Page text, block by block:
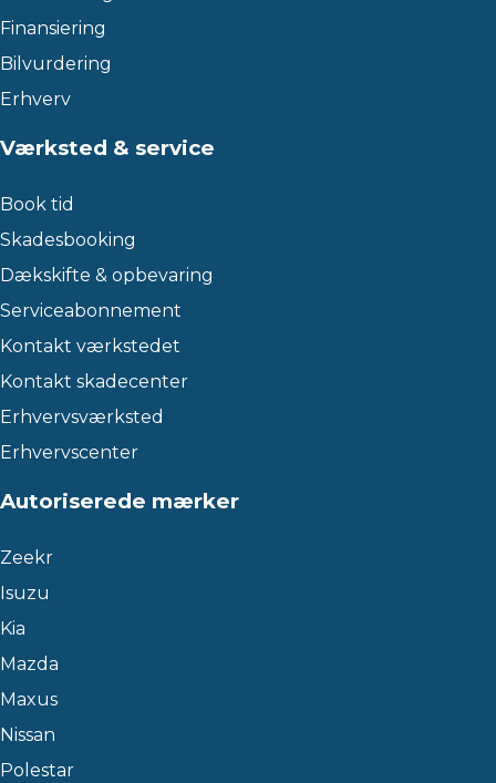
Finansiering
Bilvurdering
Erhverv
Værksted & service
Book tid
Skadesbooking
Dækskifte & opbevaring
Serviceabonnement
Kontakt værkstedet
Kontakt skadecenter
Erhvervsværksted
Erhvervscenter
Autoriserede mærker
Zeekr
Isuzu
Kia
Mazda
Maxus
Nissan
Polestar